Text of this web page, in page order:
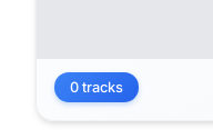
0 tracks